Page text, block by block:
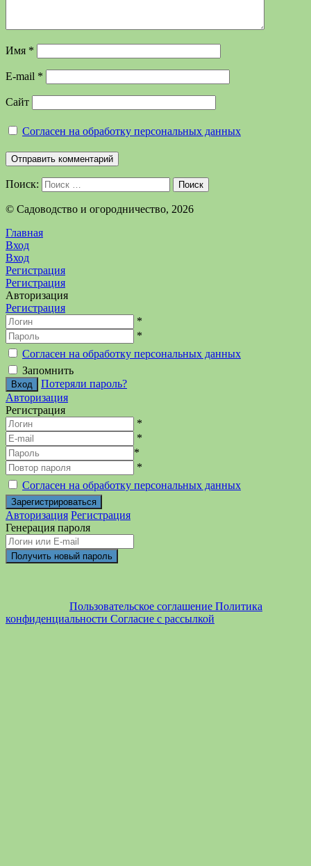
Имя *
E-mail *
Сайт
Согласен на обработку персональных данных
Поиск: Поиск
©️ Садоводство и огородничество, 2026
Главная
Вход
Вход
Регистрация
Регистрация
Авторизация
Регистрация
*
*
Согласен на обработку персональных данных
Запомнить
Потеряли пароль?
Авторизация
Регистрация
*
*
*
*
Согласен на обработку персональных данных
Авторизация Регистрация
Генерация пароля
Пользовательское соглашение Политика
конфиденциальности Согласие с рассылкой